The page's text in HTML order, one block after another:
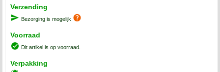
Verzending
Bezorging is mogelijk
Voorraad
Dit artikel is op voorraad.
Verpakking